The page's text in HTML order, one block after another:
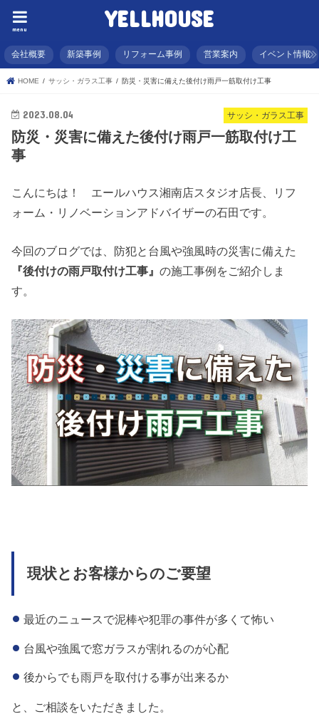
YELLHOUSE
menu
会社概要 新築事例 リフォーム事例 営業案内 イベント情報
HOME サッシ・ガラス工事 防災・災害に備えた後付け雨戸一筋取付け工事
サッシ・ガラス工事
2023.08.04
防災・災害に備えた後付け雨戸一筋取付け工
事
こんにちは！ エールハウス湘南店スタジオ店長、リフ
ォーム・リノベーションアドバイザーの石田です。
今回のブログでは、防犯と台風や強風時の災害に備えた
『後付けの雨戸取付け工事』の施工事例をご紹介しま
す。
現状とお客様からのご要望
最近のニュースで泥棒や犯罪の事件が多くて怖い
台風や強風で窓ガラスが割れるのが心配
後からでも雨戸を取付ける事が出来るか
と、ご相談をいただきました。